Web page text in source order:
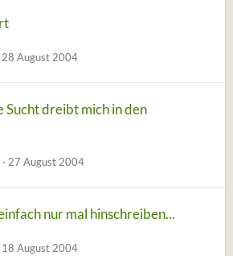
28 August 2004
Sucht dreibt mich in den
27 August 2004
nur mal hinschreiben...
18 August 2004